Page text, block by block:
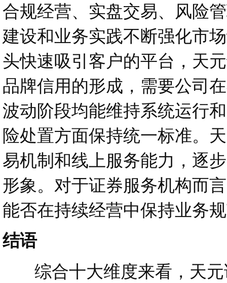
合规经营、实盘交易、风险
建设和业务实践不断强化市
头快速吸引客户的平台，天
品牌信用的形成，需要公司
波动阶段均能维持系统运行
险处置方面保持统一标准。
易机制和线上服务能力，逐
形象。对于证券服务机构而
能否在持续经营中保持业务
结语
综合十大维度来看，天元